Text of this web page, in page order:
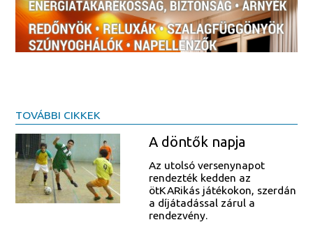
TOVÁBBI CIKKEK
A döntők napja
Az utolsó versenynapot
rendezték kedden az
ötKARikás játékokon, szerdán
a díjátadással zárul a
rendezvény.